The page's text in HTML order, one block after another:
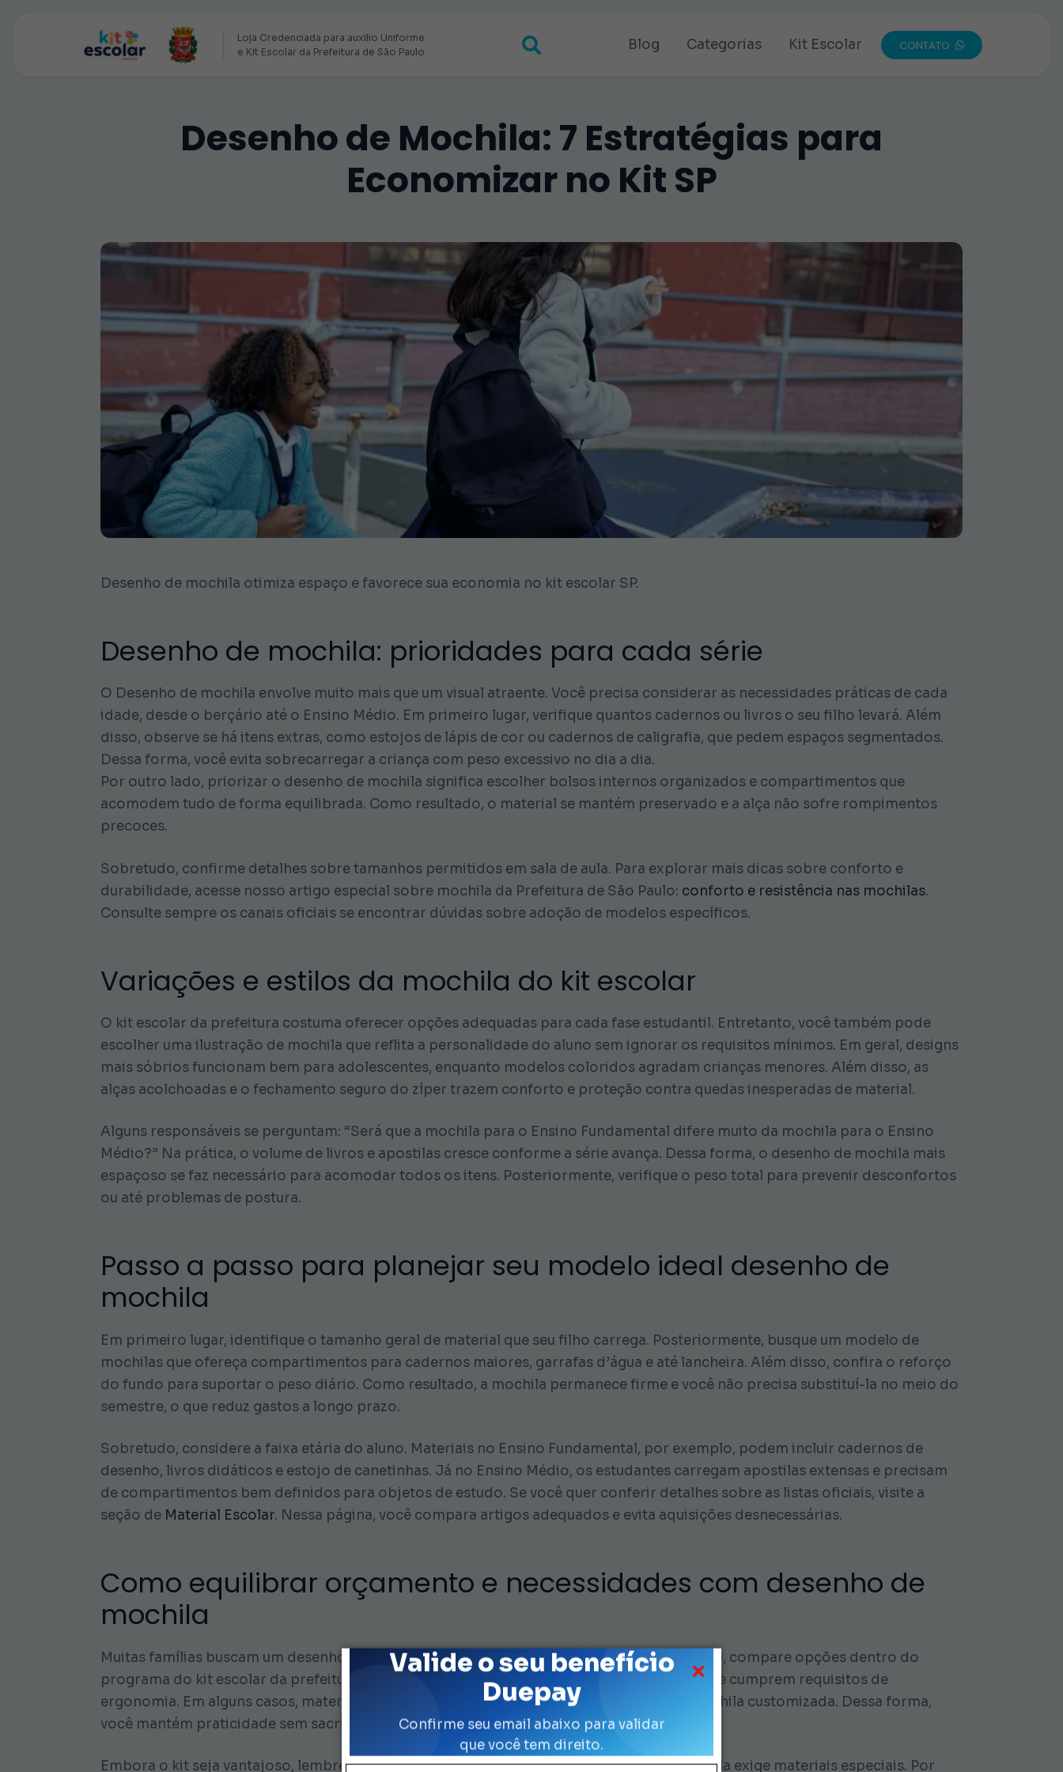
Valide o seu benefício
Duepay
Confirme seu email abaixo para validar
que você tem direito.
Loja Credenciada para auxilio Uniforme
e Kit Escolar da Prefeitura de São Paulo
Blog Categorias Kit Escolar CONTATO
Desenho de Mochila: 7 Estratégias para
Economizar no Kit SP
Desenho de mochila otimiza espaço e favorece sua economia no kit escolar SP.
Desenho de mochila: prioridades para cada série
O Desenho de mochila envolve muito mais que um visual atraente. Você precisa considerar as necessidades práticas de cada
idade, desde o berçário até o Ensino Médio. Em primeiro lugar, verifique quantos cadernos ou livros o seu filho levará. Além
disso, observe se há itens extras, como estojos de lápis de cor ou cadernos de caligrafia, que pedem espaços segmentados.
Dessa forma, você evita sobrecarregar a criança com peso excessivo no dia a dia.
Por outro lado, priorizar o desenho de mochila significa escolher bolsos internos organizados e compartimentos que
acomodem tudo de forma equilibrada. Como resultado, o material se mantém preservado e a alça não sofre rompimentos
precoces.
Sobretudo, confirme detalhes sobre tamanhos permitidos em sala de aula. Para explorar mais dicas sobre conforto e
durabilidade, acesse nosso artigo especial sobre mochila da Prefeitura de São Paulo: conforto e resistência nas mochilas.
Consulte sempre os canais oficiais se encontrar dúvidas sobre adoção de modelos específicos.
Variações e estilos da mochila do kit escolar
O kit escolar da prefeitura costuma oferecer opções adequadas para cada fase estudantil. Entretanto, você também pode
escolher uma ilustração de mochila que reflita a personalidade do aluno sem ignorar os requisitos mínimos. Em geral, designs
mais sóbrios funcionam bem para adolescentes, enquanto modelos coloridos agradam crianças menores. Além disso, as
alças acolchoadas e o fechamento seguro do zíper trazem conforto e proteção contra quedas inesperadas de material.
Alguns responsáveis se perguntam: “Será que a mochila para o Ensino Fundamental difere muito da mochila para o Ensino
Médio?” Na prática, o volume de livros e apostilas cresce conforme a série avança. Dessa forma, o desenho de mochila mais
espaçoso se faz necessário para acomodar todos os itens. Posteriormente, verifique o peso total para prevenir desconfortos
ou até problemas de postura.
Passo a passo para planejar seu modelo ideal desenho de
mochila
Em primeiro lugar, identifique o tamanho geral de material que seu filho carrega. Posteriormente, busque um modelo de
mochilas que ofereça compartimentos para cadernos maiores, garrafas d’água e até lancheira. Além disso, confira o reforço
do fundo para suportar o peso diário. Como resultado, a mochila permanece firme e você não precisa substituí-la no meio do
semestre, o que reduz gastos a longo prazo.
Sobretudo, considere a faixa etária do aluno. Materiais no Ensino Fundamental, por exemplo, podem incluir cadernos de
desenho, livros didáticos e estojo de canetinhas. Já no Ensino Médio, os estudantes carregam apostilas extensas e precisam
de compartimentos bem definidos para objetos de estudo. Se você quer conferir detalhes sobre as listas oficiais, visite a
seção de Material Escolar. Nessa página, você compara artigos adequados e evita aquisições desnecessárias.
Como equilibrar orçamento e necessidades com desenho de
mochila
Muitas famílias buscam um desenho de mochila que atenda à qualidade e ao bolso. Por isso, compare opções dentro do
programa do kit escolar da prefeitura SP. Além de reduzir custo, você adquire produtos que cumprem requisitos de
ergonomia. Em alguns casos, materiais básicos, como cadernos e lápis, saem junto da mochila customizada. Dessa forma,
você mantém praticidade sem sacrificar o bem-estar dos filhos.
Embora o kit seja vantajoso, lembre-se de analisar quantidades exatas de livros e se a escola exige materiais especiais. Por